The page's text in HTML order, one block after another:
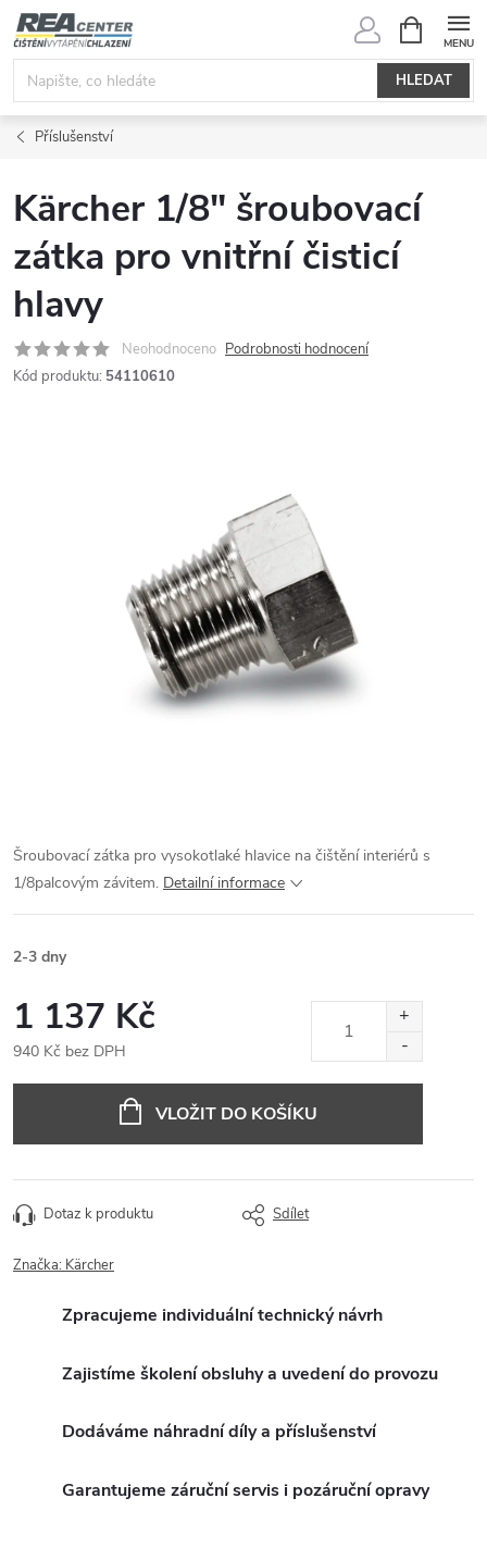
Přejít
na
obsah
HLEDAT
NÁKUPNÍ
KOŠÍK
Příslušenství
Kärcher 1/8" šroubovací
zátka pro vnitřní čisticí
hlavy
Neohodnoceno Podrobnosti hodnocení
Kód produktu: 54110610
Šroubovací zátka pro vysokotlaké hlavice na čištění interiérů s
1/8palcovým závitem. Detailní informace
2-3 dny
1 137 Kč
940 Kč bez DPH
VLOŽIT DO KOŠÍKU
Dotaz k produktu Sdílet
Značka: Kärcher
Zpracujeme individuální technický návrh
Zajistíme školení obsluhy a uvedení do provozu
Dodáváme náhradní díly a příslušenství
Garantujeme záruční servis i pozáruční opravy